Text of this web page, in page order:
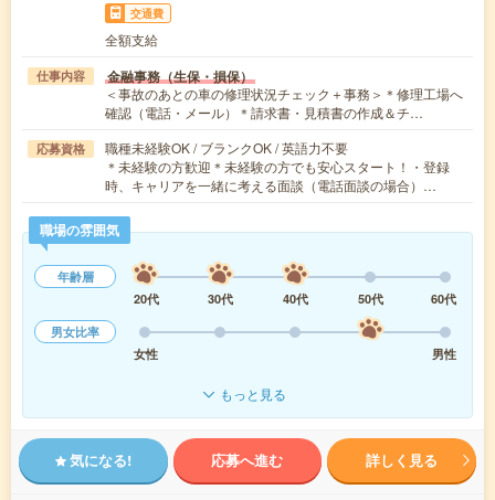
交通費
全額支給
仕事内容 金融事務（生保・損保）
＜事故のあとの車の修理状況チェック＋事務＞＊修理工場へ
確認（電話・メール）＊請求書・見積書の作成＆チ…
応募資格
職種未経験OK / ブランクOK / 英語力不要
＊未経験の方歓迎＊未経験の方でも安心スタート！・登録
時、キャリアを一緒に考える面談（電話面談の場合）…
職場の雰囲気
年齢層
20代
30代 40代 50代
60代
男女比率
女性
男性
もっと見る
気になる! 応募へ進む 詳しく見る